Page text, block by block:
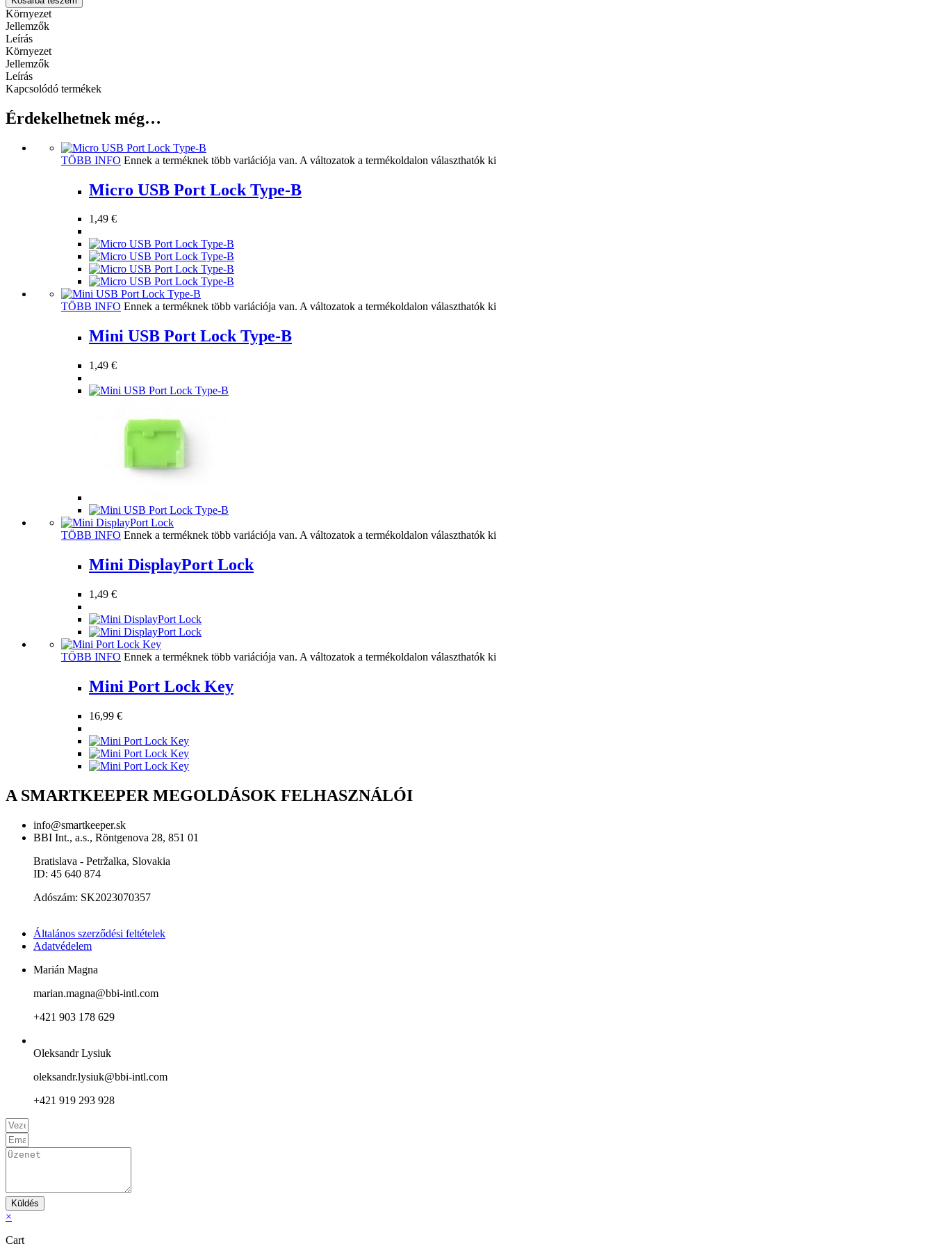
Környezet
Jellemzők
Leírás
Környezet
Jellemzők
Leírás
Kapcsolódó termékek
Érdekelhetnek még…
TÖBB INFO Ennek a terméknek több variációja van. A változatok a termékoldalon választhatók ki
Micro USB Port Lock Type-B
1,49 €
TÖBB INFO Ennek a terméknek több variációja van. A változatok a termékoldalon választhatók ki
Mini USB Port Lock Type-B
1,49 €
TÖBB INFO Ennek a terméknek több variációja van. A változatok a termékoldalon választhatók ki
Mini DisplayPort Lock
1,49 €
TÖBB INFO Ennek a terméknek több variációja van. A változatok a termékoldalon választhatók ki
Mini Port Lock Key
16,99 €
A SMARTKEEPER MEGOLDÁSOK FELHASZNÁLÓI
info@smartkeeper.sk
BBI Int., a.s., Röntgenova 28, 851 01
Bratislava - Petržalka, Slovakia
ID: 45 640 874
Adószám: SK2023070357
Általános szerződési feltételek
Adatvédelem
Marián Magna
marian.magna@bbi-intl.com
+421 903 178 629
Oleksandr Lysiuk
oleksandr.lysiuk@bbi-intl.com
+421 919 293 928
Küldés
×
Cart